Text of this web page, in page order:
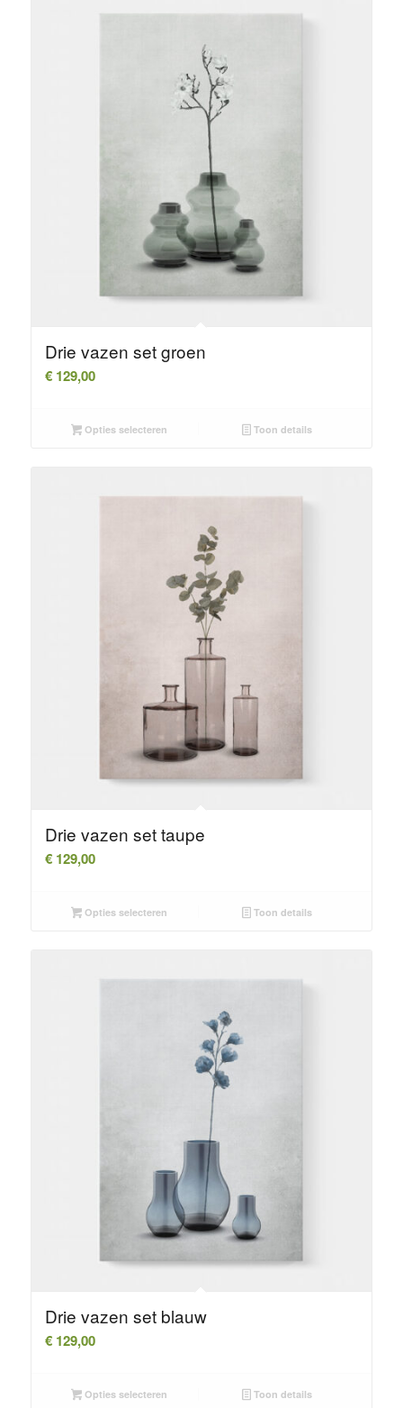
Drie vazen set groen
€129,00
Opties selecteren Toon details
Drie vazen set taupe
€129,00
Opties selecteren Toon details
Drie vazen set blauw
€129,00
Opties selecteren Toon details